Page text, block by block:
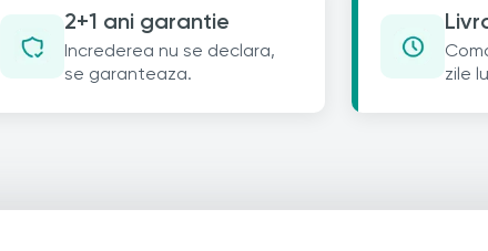
2+1 ani garantie
Increderea nu se declara,
se garanteaza.
zile